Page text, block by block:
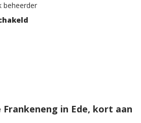
beheerder
Frankeneng in Ede, kort aan